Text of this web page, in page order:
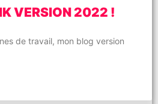
VERSION 2022 !
de travail, mon blog version